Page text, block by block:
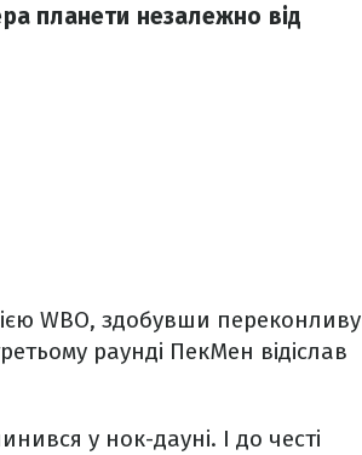
планети незалежно від
WBO, здобувши переконливу
раунді ПекМен відіслав
у нок-дауні. І до честі